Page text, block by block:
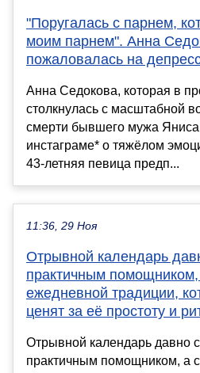
"Поругалась с парнем,
моим парнем". Анна
пожаловалась на
Анна Седокова, которая в
столкнулась с масштабной
смерти бывшего мужа
инстаграме* о тяжёлом
43-летняя певица предп...
11:36, 29 Ноя
Отрывной календарь
практичным
ежедневной традиции,
ценят за её простоту и
Отрывной календарь давно
практичным помощником, а